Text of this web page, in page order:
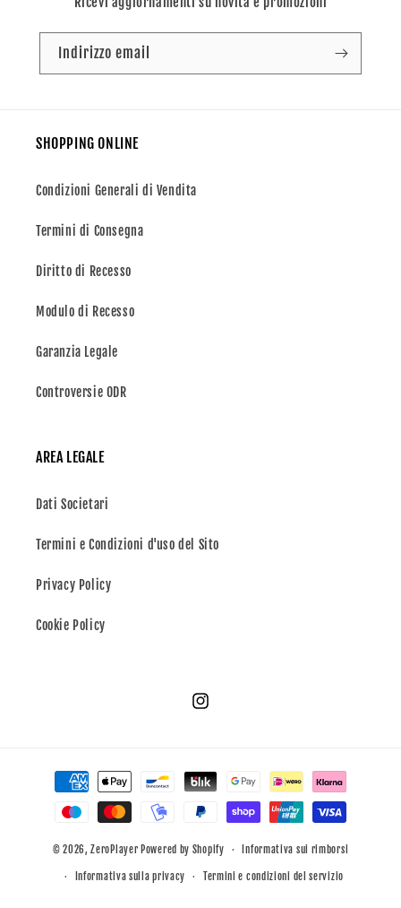
Indirizzo email
SHOPPING ONLINE
Condizioni Generali di Vendita
Termini di Consegna
Diritto di Recesso
Modulo di Recesso
Garanzia Legale
Controversie ODR
AREA LEGALE
Dati Societari
Termini e Condizioni d'uso del Sito
Privacy Policy
Cookie Policy
Instagram
Metodi
pagamento
© 2026,ZeroPlayer Powered by Shopify Informativa sui rimborsi
Informativa sulla privacy Termini e condizioni del servizio